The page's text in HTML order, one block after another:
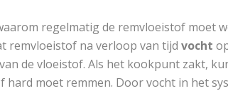
regelmatig de remvloeistof moet
remvloeistof na verloop van tijd vocht
van de vloeistof. Als het kookpunt zakt,
hard moet remmen. Door vocht in het